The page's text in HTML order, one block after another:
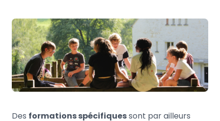
Des formations spécifiquessont par ailleurs